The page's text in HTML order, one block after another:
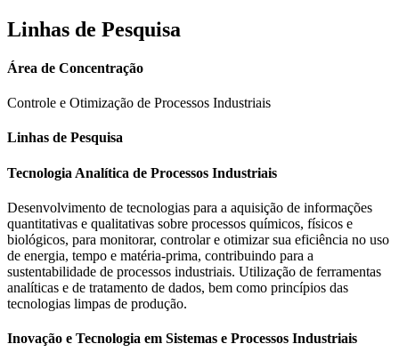
Linhas de Pesquisa
Área de Concentração
Controle e Otimização de Processos Industriais
Linhas de Pesquisa
Tecnologia Analítica de Processos Industriais
Desenvolvimento de tecnologias para a aquisição de informações
quantitativas e qualitativas sobre processos químicos, físicos e
biológicos, para monitorar, controlar e otimizar sua eficiência no uso
de energia, tempo e matéria-prima, contribuindo para a
sustentabilidade de processos industriais. Utilização de ferramentas
analíticas e de tratamento de dados, bem como princípios das
tecnologias limpas de produção.
Inovação e Tecnologia em Sistemas e Processos Industriais